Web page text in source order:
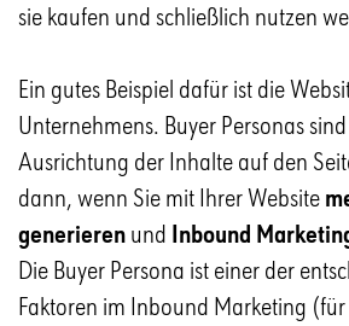
sie kaufen und schließlich nutzen
Ein gutes Beispiel dafür ist die
Unternehmens. Buyer Personas
Ausrichtung der Inhalte auf den
dann, wenn Sie mit Ihrer Website
generieren und Inbound
Die Buyer Persona ist einer der
Faktoren im Inbound Marketing (für